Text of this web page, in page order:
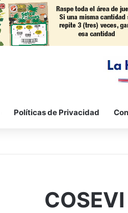
Políticas de Privacidad